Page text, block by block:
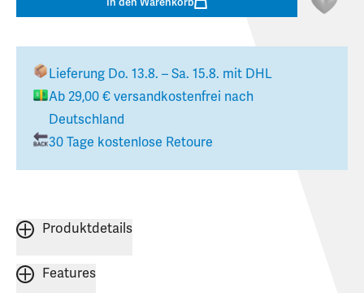
Lieferung Do. 13.8. – Sa. 15.8. mit DHL
Ab 29,00 € versandkostenfrei nach
Deutschland
30 Tage kostenlose Retoure
Produktdetails
Features